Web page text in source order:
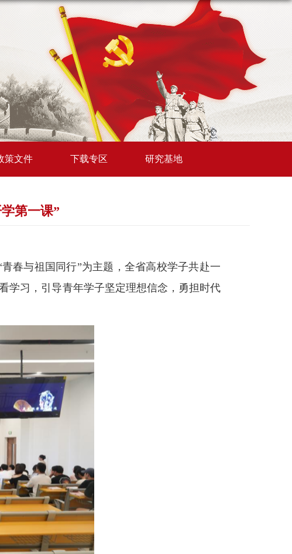
策文件 下载专区 研究基地
第一课”
春与祖国同行”为主题，全省高校学子共赴一
学习，引导青年学子坚定理想信念，勇担时代